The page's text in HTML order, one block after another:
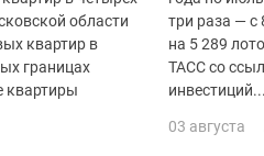
области
квартир в
границах
квартиры
три раза — с
на 5 289
ТАСС со
инвестиций...
03 августа